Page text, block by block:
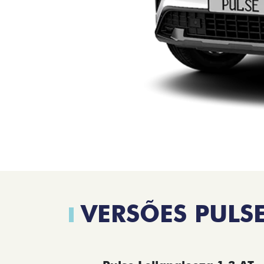
VERSÕES